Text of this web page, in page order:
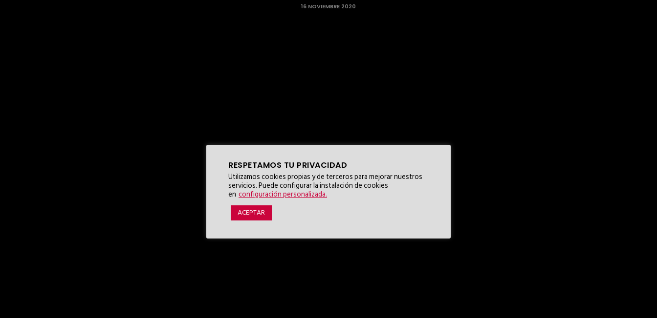
16 NOVIEMBRE 2020
RESPETAMOS TU PRIVACIDAD
Utilizamos cookies propias y de terceros para mejorar nuestros
servicios. Puede configurar la instalación de cookies
en configuración personalizada.
ACEPTAR